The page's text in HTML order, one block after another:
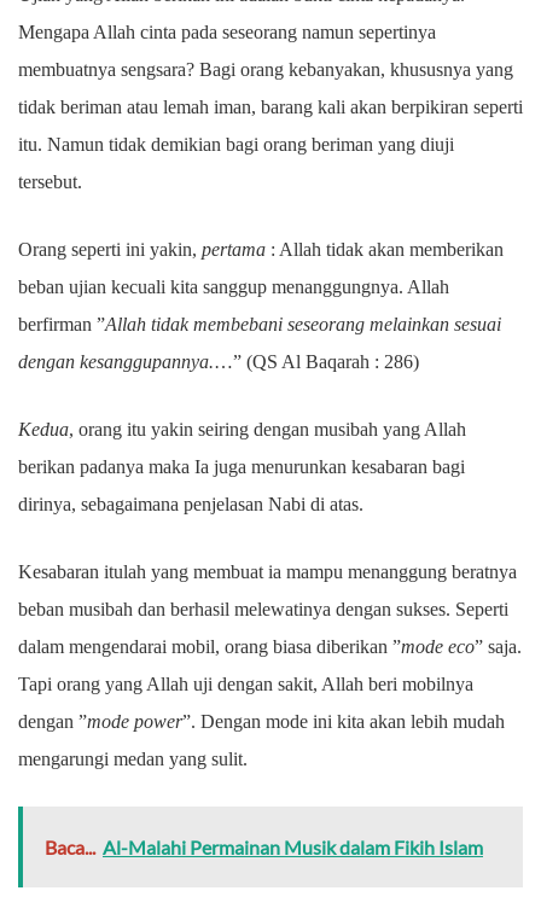
Mengapa Allah cinta pada seseorang namun sepertinya
membuatnya sengsara? Bagi orang kebanyakan, khususnya yang
tidak beriman atau lemah iman, barang kali akan berpikiran seperti
itu. Namun tidak demikian bagi orang beriman yang diuji
tersebut.
Orang seperti ini yakin, pertama : Allah tidak akan memberikan
beban ujian kecuali kita sanggup menanggungnya. Allah
berfirman ”Allah tidak membebani seseorang melainkan sesuai
dengan kesanggupannya.…” (QS Al Baqarah : 286)
Kedua, orang itu yakin seiring dengan musibah yang Allah
berikan padanya maka Ia juga menurunkan kesabaran bagi
dirinya, sebagaimana penjelasan Nabi di atas.
Kesabaran itulah yang membuat ia mampu menanggung beratnya
beban musibah dan berhasil melewatinya dengan sukses. Seperti
dalam mengendarai mobil, orang biasa diberikan ”mode eco” saja.
Tapi orang yang Allah uji dengan sakit, Allah beri mobilnya
dengan ”mode power”. Dengan mode ini kita akan lebih mudah
mengarungi medan yang sulit.
Baca... Al-Malahi Permainan Musik dalam Fikih Islam